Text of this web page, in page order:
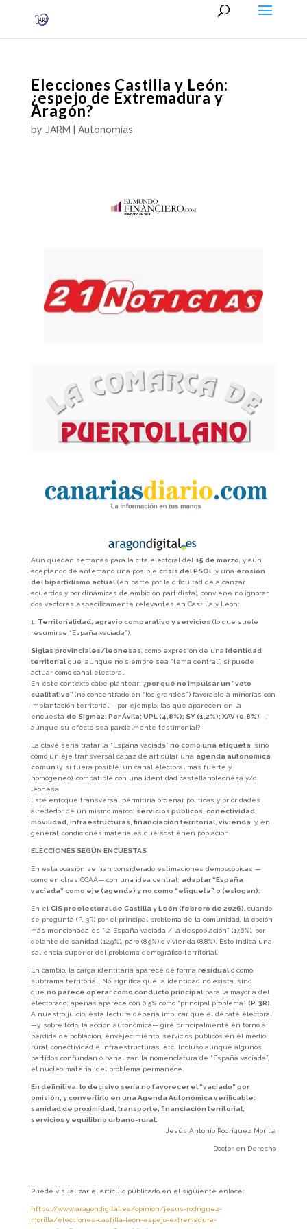
Elecciones Castilla y León:
¿espejo de Extremadura y
Aragón?
by JARM Autonomías
Aún quedan semanas para la cita electoral del 15 de marzo , y aun
aceptando de antemano una posible crisis del PSOE y una erosión
del bipartidismo actual (en parte por la dificultad de alcanzar
acuerdos y por dinámicas de ambición partidista), conviene no ignorar
dos vectores específicamente relevantes en Castilla y León:
1. Territorialidad, agravio comparativo y servicios (lo que suele
resumirse “España vaciada”).
Siglas provinciales/leonesas , como expresión de una identidad
territorial que, aunque no siempre sea “tema central”, sí puede
actuar como canal electoral.
En este contexto cabe plantear: ¿por qué no impulsar un “voto
cualitativo” (no concentrado en “los grandes”) favorable a minorías con
implantación territorial —por ejemplo, las que aparecen en la
encuesta de Sigma2: Por Ávila; UPL (4,8%); SY (1,2%); XAV (0,8%)—,
aunque su efecto sea parcialmente testimonial?
La clave sería tratar la “España vaciada” no como una etiqueta , sino
como un eje transversal capaz de articular una agenda autonómica
común (y, si fuera posible, un canal electoral más fuerte y
homogéneo), compatible con una identidad castellanoleonesa y/o
leonesa.
Este enfoque transversal permitiría ordenar políticas y prioridades
alrededor de un mismo marco: servicios públicos, conectividad,
movilidad, infraestructuras, financiación territorial, vivienda , y, en
general, condiciones materiales que sostienen población.
ELECCIONES SEGÚN ENCUESTAS
En esta ocasión se han considerado estimaciones demoscópicas —
como en otras CCAA— con una idea central: adaptar “España
vaciada” como eje (agenda) y no como “etiqueta” o (eslogan).
En el CIS preelectoral de Castilla y León (febrero de 2026) , cuando
se pregunta (P. 3R) por el principal problema de la comunidad, la opción
más mencionada es “la España vaciada / la despoblación” (17,6%), por
delante de sanidad (12,9%), paro (8,9%) o vivienda (8,8%). Esto indica una
saliencia superior del problema demográfico-territorial.
En cambio, la carga identitaria aparece de forma residual o como
subtrama territorial. No significa que la identidad no exista, sino
que no parece operar como conducto principal para la mayoría del
electorado: apenas aparece con 0,5% como “principal problema” (P. 3R).
A nuestro juicio, esta lectura debería implicar que el debate electoral
—y, sobre todo, la acción autonómica— gire principalmente en torno a:
pérdida de población, envejecimiento, servicios públicos en el medio
rural, conectividad e infraestructuras, etc. Incluso aunque algunos
partidos confundan o banalizan la nomenclatura de “España vaciada”,
el núcleo material del problema permanece.
En definitiva: lo decisivo sería no favorecer el “vaciado” por
omisión, y convertirlo en una Agenda Autonómica verificable:
sanidad de proximidad, transporte, financiación territorial,
servicios y equilibrio urbano-rural.
Jesús Antonio Rodríguez Morilla
Doctor en Derecho
Puede visualizar el artículo publicado en el siguiente enlace:
https://www.aragondigital.es/opinion/jesus-rodriguez-
morilla/elecciones-castilla-leon-espejo-extremadura-